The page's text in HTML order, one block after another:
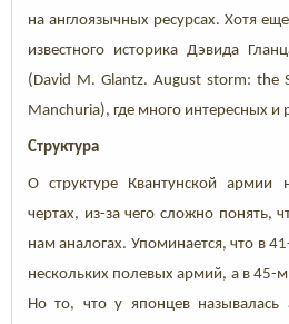
на англоязычных ресурсах. Хотя
известного историка Дэвида
(David M. Glantz. August storm: the
Manchuria), где много интересных и
Структура
О структуре Квантунской
чертах, из-за чего сложно понять,
нам аналогах. Упоминается, что в
нескольких полевых армий, а в 45-
Но то, что у японцев называлась